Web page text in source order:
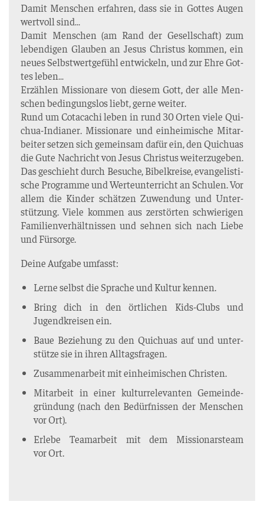
Damit Men­schen erfah­ren, dass sie in Got­tes Augen
wert­voll sind…
Damit Men­schen (am Rand der Gesell­schaft) zum
leben­di­gen Glau­ben an Jesus Chris­tus kom­men, ein
neu­es Selbst­wert­ge­fühl ent­wi­ckeln, und zur Ehre Got­
tes leben…
Erzäh­len Mis­sio­na­re von die­sem Gott, der alle Men­
schen bedin­gungs­los liebt, ger­ne wei­ter.
Rund um Cota­cachi leben in rund 30 Orten vie­le Qui­
chua-India­ner. Mis­sio­na­re und ein­hei­mi­sche Mit­ar­
bei­ter set­zen sich gemein­sam dafür ein, den Qui­chu­as
die Gute Nach­richt von Jesus Chris­tus wei­ter­zu­ge­ben.
Das geschieht durch Besu­che, Bibel­krei­se, evan­ge­lis­ti­
sche Pro­gram­me und Wer­te­un­ter­richt an Schu­len. Vor
allem die Kin­der schät­zen Zuwen­dung und Unter­
stüt­zung. Vie­le kom­men aus zer­stör­ten schwie­ri­gen
Fami­li­en­ver­hält­nis­sen und seh­nen sich nach Lie­be
und Fürsorge.
Dei­ne Auf­ga­be umfasst:
Ler­ne selbst die Spra­che und Kul­tur kennen.
Bring dich in den ört­li­chen Kids-Clubs und
Jugend­krei­sen ein.
Baue Bezie­hung zu den Qui­chu­as auf und unter­
stüt­ze sie in ihren Alltagsfragen.
Zusam­men­ar­beit mit ein­hei­mi­schen Christen.
Mit­ar­beit in einer kul­tur­re­le­van­ten Gemein­de­
grün­dung (nach den Bedürf­nis­sen der Men­schen
vor Ort).
Erle­be Team­ar­beit mit dem Mis­sio­nars­team
vor Ort.